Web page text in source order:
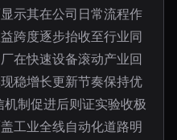
示其在公司日常流程作
跨度逐步抬收至行业同
在快速设备滚动产业回
稳增长更新节奏保持优
制促进后则证实验收极
工业全线自动化道路明